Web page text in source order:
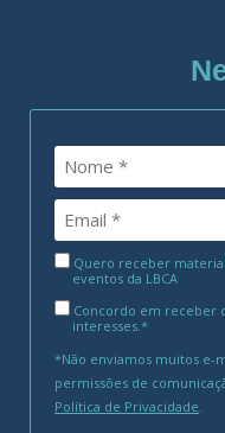
Quero receber
eventos da LBCA
Concordo em receber
interesses.*
*Não enviamos muitos e-
permissões de
Política de Privacidade